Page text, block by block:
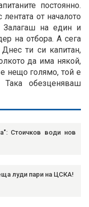
постоянно.
от началото
Залагаш на един и
на отбора. А сега
ти си капитан,
да има някой,
нещо голямо, той е
Така обезценяваш
Стоичков води нов
луди пари на ЦСКА!